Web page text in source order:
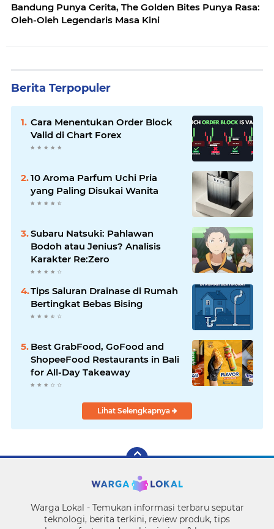
Bandung Punya Cerita, The Golden Bites Punya Rasa:
Oleh-Oleh Legendaris Masa Kini
Berita Terpopuler
Cara Menentukan Order Block
Valid di Chart Forex
10 Aroma Parfum Uchi Pria
yang Paling Disukai Wanita
Subaru Natsuki: Pahlawan
Bodoh atau Jenius? Analisis
Karakter Re:Zero
Tips Saluran Drainase di Rumah
Bertingkat Bebas Bising
Best GrabFood, GoFood and
ShopeeFood Restaurants in Bali
for All-Day Takeaway
Lihat Selengkapnya
Warga Lokal - Temukan informasi terbaru seputar
teknologi, berita terkini, review produk, tips